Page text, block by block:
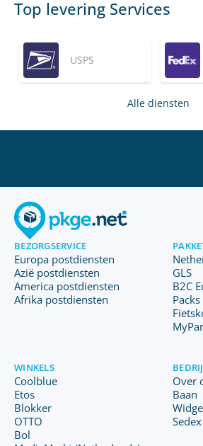
Top levering Services
USPS
Alle diensten
BEZORGSERVICE
Europa postdiensten
Azië postdiensten
America postdiensten
Afrika postdiensten
GLS
B2C
Packs
WINKELS
Coolblue
Etos
Blokker
OTTO
Bol
Over
Baan